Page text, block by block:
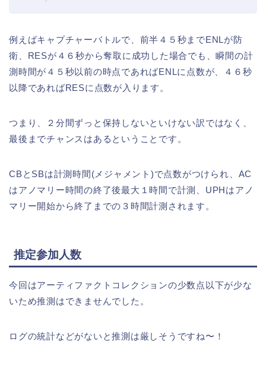
例えばキャプチャーバトルで、前半４５秒までENLが防
衛、RESが４６秒から奪取に成功した場合でも、瞬間の計
測時間が４５秒以前の時点であればENLに点数が、４６秒
以降であればRESに点数が入ります。
つまり、２分間ずっと保持しないといけない訳ではなく、
最後までチャンスはあるということです。
CBとSBは計測時間(メジャメント)で点数がつけられ、AC
はアノマリー時間の終了後最大１時間で計測、UPHはアノ
マリー開始から終了までの３時間計測されます。
推定参加人数
今回はアーティファクトコレクションの少数点以下が少な
いため推測はできませんでした。
ログの統計などがないと推測は厳しそうですね〜！